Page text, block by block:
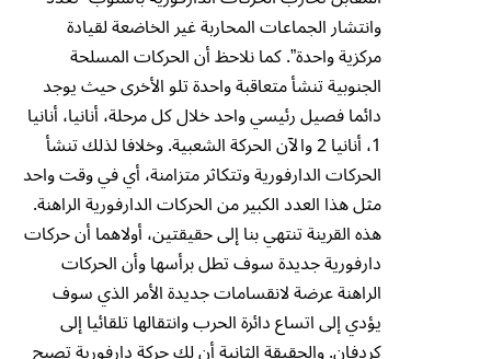
وانتشار الجماعات المحاربة غير الخاضعة لقيادة
مركزية واحدة”. كما نلاحظ أن الحركات المسلحة
الجنوبية تنشأ متعاقبة واحدة تلو الأخرى حيث يوجد
دائما فصيل رئيسي واحد خلال كل مرحلة، أنانيا، أنانيا
1، أنانيا 2 والآن الحركة الشعبية. وخلافا لذلك تنشأ
الحركات الدارفورية وتتكاثر متزامنة، أي في وقت واحد
مثل هذا العدد الكبير من الحركات الدارفورية الراهنة.
هذه القرينة تنتهي بنا إلى حقيقتين، أولاهما أن حركات
دارفورية جديدة سوف تطل برأسها وأن الحركات
الراهنة عرضة لانقسامات جديدة الأمر الذي سوف
يؤدي إلى اتساع دائرة الحرب وانتقالها تلقائيا إلى